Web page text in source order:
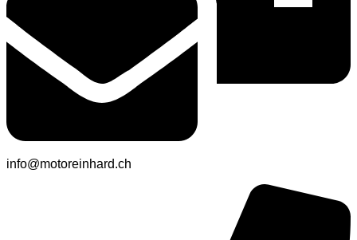
info@motoreinhard.ch